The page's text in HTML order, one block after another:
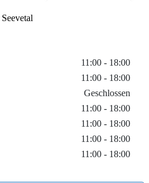
Seevetal
11:00 - 18:00
11:00 - 18:00
Geschlossen
11:00 - 18:00
11:00 - 18:00
11:00 - 18:00
11:00 - 18:00